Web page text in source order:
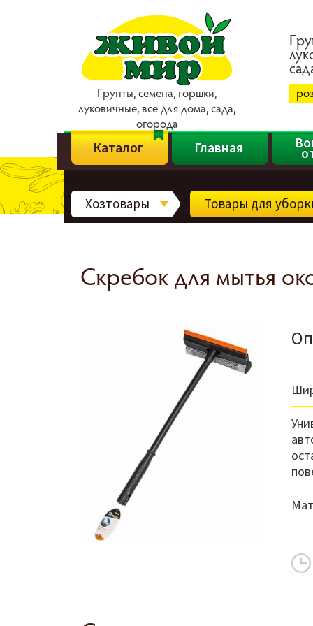
Гpyнты, ceмeнa, гopшки,
лyкoвичныe, вce для дoмa, caдa,
oгopoдa
Каталог Главная
Хозтовары Товары для
Скребок для мытья